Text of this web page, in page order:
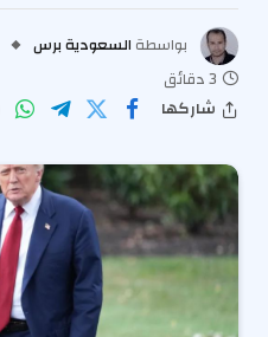
بواسطة السعودية برس
3 دقائق
شاركها